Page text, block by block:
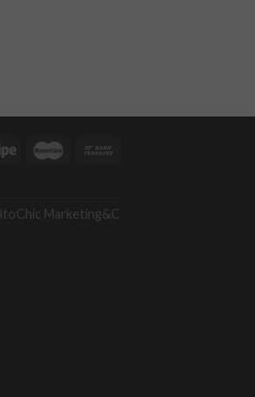
Marketing&C